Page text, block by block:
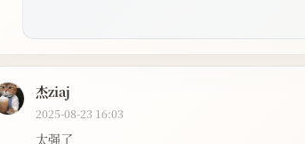
杰ziaj
2025-08-23 16:03
太强了